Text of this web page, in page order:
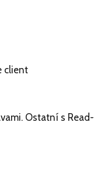
client
Ostatní s